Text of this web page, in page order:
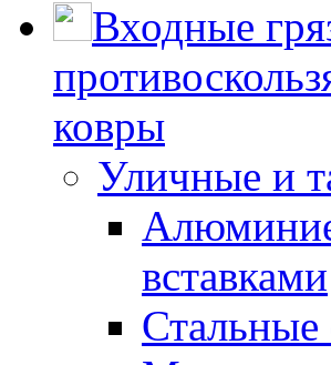
Входные
ковры
Уличные и
вставками